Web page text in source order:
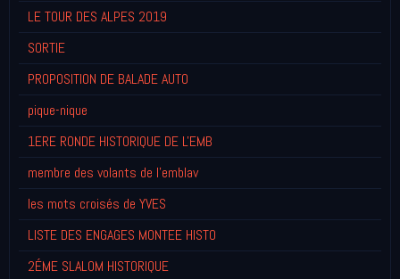
LE TOUR DES ALPES 2019
SORTIE
PROPOSITION DE BALADE AUTO
pique-nique
1ERE RONDE HISTORIQUE DE L'EMB
membre des volants de l'emblav
les mots croisés de YVES
LISTE DES ENGAGES MONTEE HISTO
2ÉME SLALOM HISTORIQUE